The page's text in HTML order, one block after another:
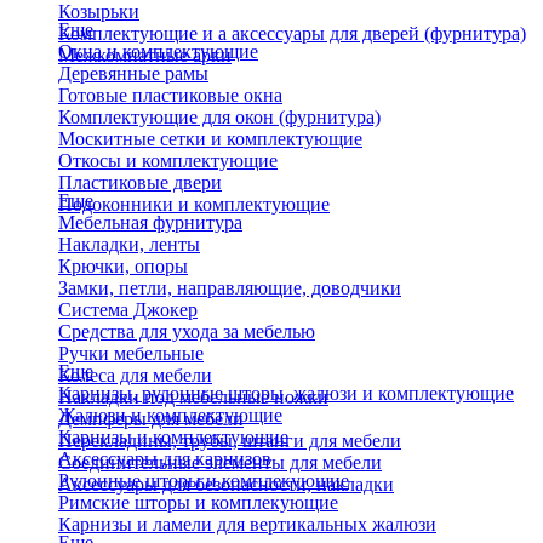
Козырьки
Комплектующие и а аксессуары для дверей (фурнитура)
Межкомнатные арки
Еще
Окна и комплектующие
Деревянные рамы
Готовые пластиковые окна
Комплектующие для окон (фурнитура)
Москитные сетки и комплектующие
Откосы и комплектующие
Пластиковые двери
Подоконники и комплектующие
Еще
Мебельная фурнитура
Накладки, ленты
Крючки, опоры
Замки, петли, направляющие, доводчики
Система Джокер
Средства для ухода за мебелью
Ручки мебельные
Колеса для мебели
Накладки под мебельные ножки
Демпферы для мебели
Перекладины, трубы, штанги для мебели
Соединительные элементы для мебели
Аксессуары для безопасности, накладки
Еще
Карнизы, рулонные шторы, жалюзи и комплектующие
Жалюзи и комплектующие
Карнизы и комплектующие
Аксессуары для карнизов
Рулонные шторы и комплекующие
Римские шторы и комплекующие
Карнизы и ламели для вертикальных жалюзи